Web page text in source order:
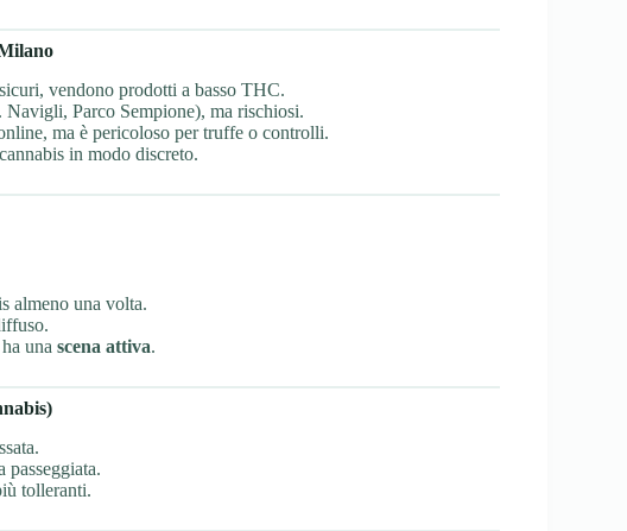
vendono prodotti a basso THC.
Navigli, Parco Sempione), ma rischiosi.
ma è pericoloso per truffe o controlli.
in modo discreto.
almeno una volta.
una scena attiva.
tolleranti.